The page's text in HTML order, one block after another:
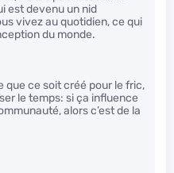
est devenu un nid
vivez au quotidien, ce qui
du monde.
que ce soit créé pour le fric,
le temps: si ça influence
alors c’est de la